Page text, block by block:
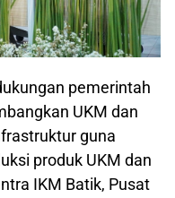
pemerintah
UKM dan
guna
produk UKM dan
IKM Batik, Pusat